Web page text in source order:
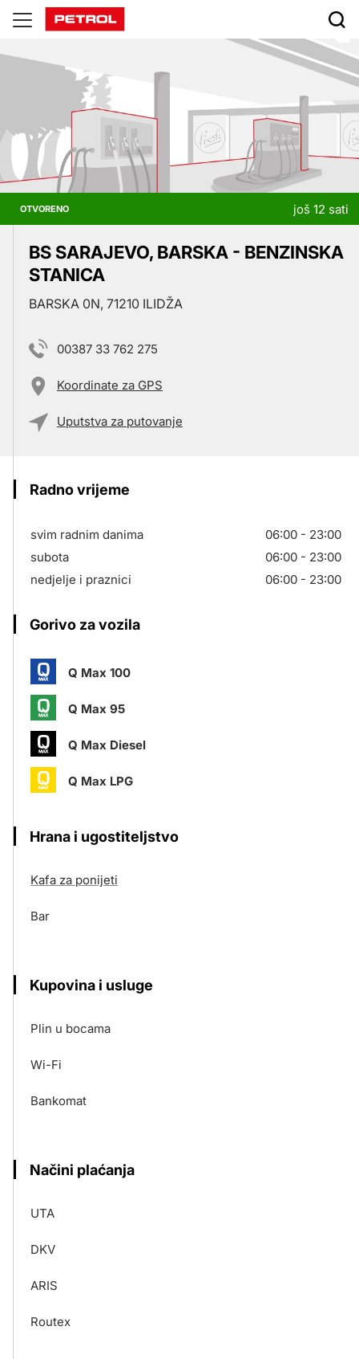
Prodajna
mjesta
OTVORENO još 12 sati
BS SARAJEVO, BARSKA - BENZINSKA
STANICA
BARSKA 0N, 71210 ILIDŽA
00387 33 762 275
Koordinate za GPS
Uputstva za putovanje
Radno vrijeme
svim radnim danima
06:00 - 23:00
subota
06:00 - 23:00
nedjelje i praznici
06:00 - 23:00
Gorivo za vozila
Q Max 100
Q Max 95
Q Max Diesel
Q Max LPG
Hrana i ugostiteljstvo
Kafa za ponijeti
Bar
Kupovina i usluge
Plin u bocama
Wi-Fi
Bankomat
Načini plaćanja
UTA
DKV
ARIS
Routex